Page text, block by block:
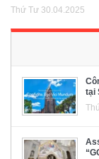
Thứ Tư 30.04.2025
tại